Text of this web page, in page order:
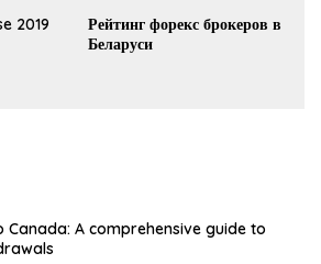
2019
Рейтинг форекс брокеров в
Беларуси
Canada: A comprehensive guide to